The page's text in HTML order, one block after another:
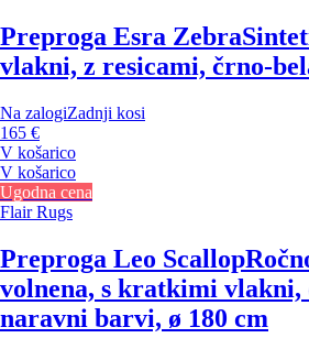
Preproga Esra Zebra
vlakni, z resicami, črno-
Na zalogiZadnji kosi
165 €
V košarico
V košarico
Ugodna cena
Flair Rugs
Preproga Leo Scallop
volnena, s kratkimi vlakni,
naravni barvi, ø 180 cm